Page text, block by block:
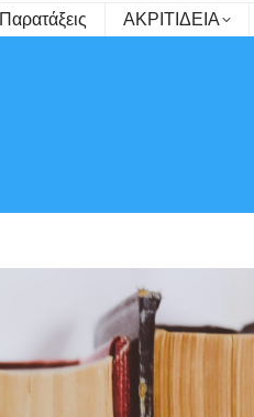
Παρατάξεις ΑΚΡΙΤΙΔΕΙΑ